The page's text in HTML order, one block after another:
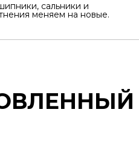
сальники и
меняем на новые.